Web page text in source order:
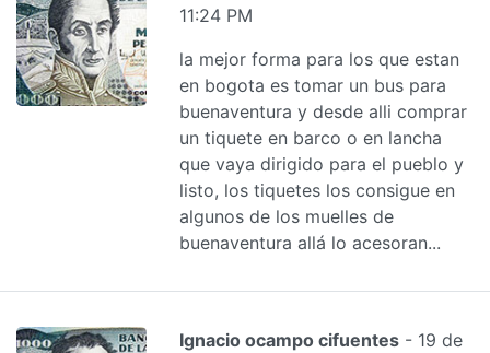
11:24 PM
la mejor forma para los que estan
en bogota es tomar un bus para
buenaventura y desde alli comprar
un tiquete en barco o en lancha
que vaya dirigido para el pueblo y
listo, los tiquetes los consigue en
algunos de los muelles de
buenaventura allá lo acesoran...
Ignacio ocampo cifuentes - 19 de